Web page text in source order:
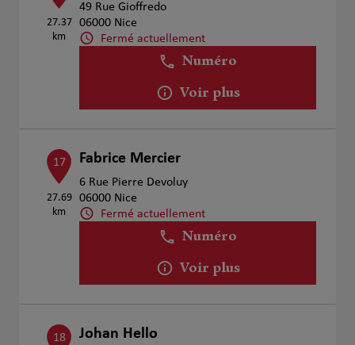
27.37
km
49 Rue Gioffredo
06000 Nice
Fermé actuellement
Numéro
Voir plus
17
27.69
km
Fabrice Mercier
6 Rue Pierre Devoluy
06000 Nice
Fermé actuellement
Numéro
Voir plus
18 Johan Hello